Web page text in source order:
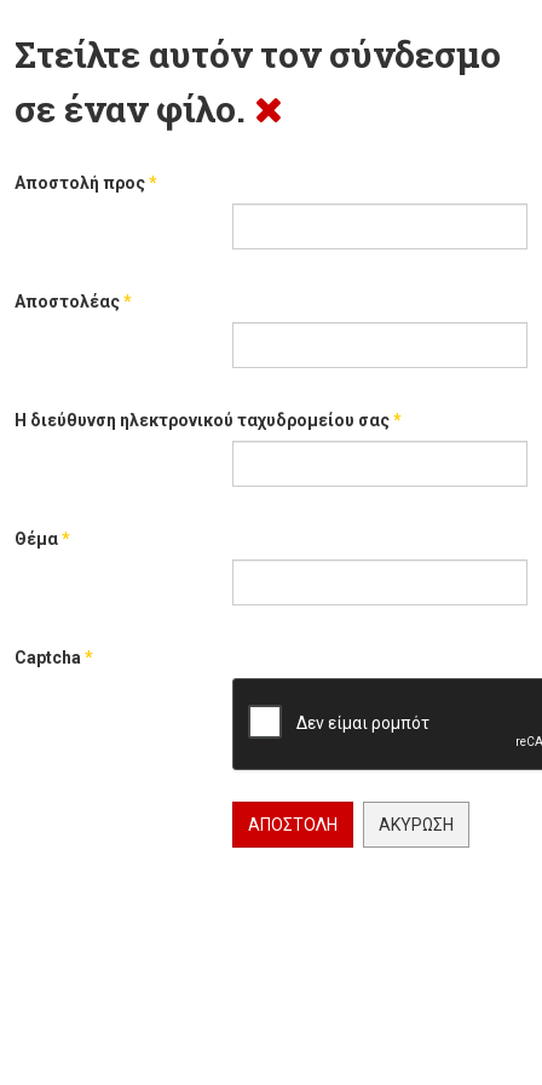
Στείλτε αυτόν τον σύνδεσμο
σε έναν φίλο.
Αποστολή προς*
Αποστολέας*
Η διεύθυνση ηλεκτρονικού ταχυδρομείου σας*
Θέμα*
Captcha *
ΑΠΟΣΤΟΛΉ ΑΚΎΡΩΣΗ